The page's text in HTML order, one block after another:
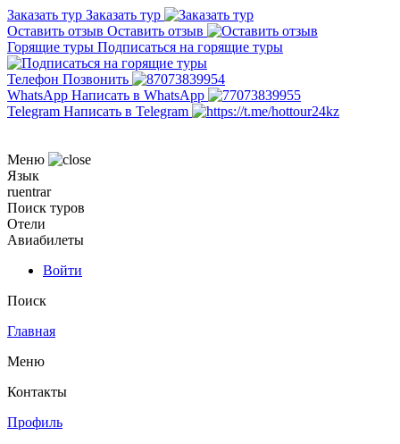
Заказать тур Заказать тур
Оставить отзыв Оставить отзыв
Горящие туры Подписаться на горящие туры
Телефон Позвонить
WhatsApp Написать в WhatsApp
Telegram Написать в Telegram
Меню
Язык
ruentrar
Поиск туров
Отели
Авиабилеты
Войти
Поиск
Главная
Меню
Контакты
Профиль